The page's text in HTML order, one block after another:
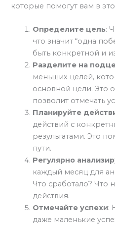
которые помогут вам в
Определите цель:
что значит “одна
быть конкретной и
Разделите на
меньших целей,
основной цели. Это
позволит отмечать
Планируйте
действий с
результатами. Это
пути.
Регулярно
каждый месяц для
Что сработало? Что
действия.
Отмечайте успехи:
даже маленькие